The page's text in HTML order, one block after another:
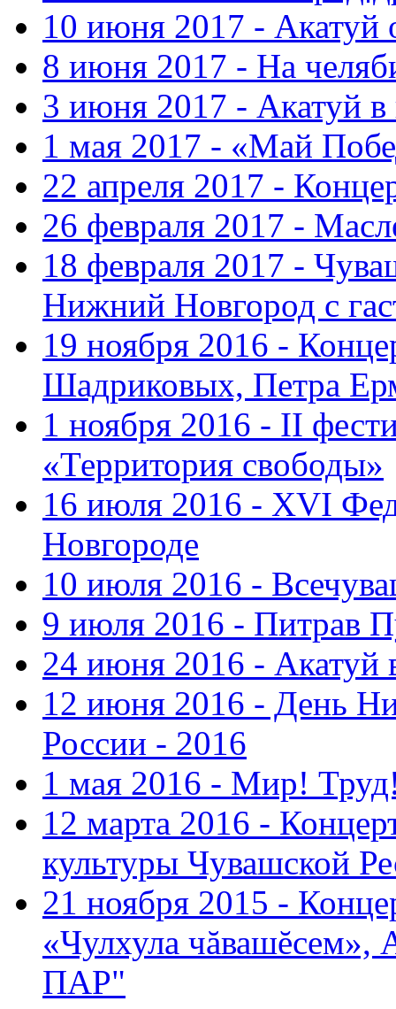
10 июня 2017 - Акатуй
8 июня 2017 - На
3 июня 2017 - Акатуй в
1 мая 2017 - «Май
22 апреля 2017 -
26 февраля 2017 -
18 февраля 2017 -
Нижний Новгород с
19 ноября 2016 -
Шадриковых, Петра
1 ноября 2016 - II
«Территория свободы»
16 июля 2016 - XVI
Новгороде
10 июля 2016 -
9 июля 2016 - Питрав
24 июня 2016 - Акатуй
12 июня 2016 - День
России - 2016
1 мая 2016 - Мир!
12 марта 2016 -
культуры Чувашской
21 ноября 2015 -
«Чулхула
ПАР"